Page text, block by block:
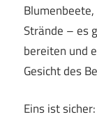
Strände – es
bereiten und
Gesicht des
Eins ist